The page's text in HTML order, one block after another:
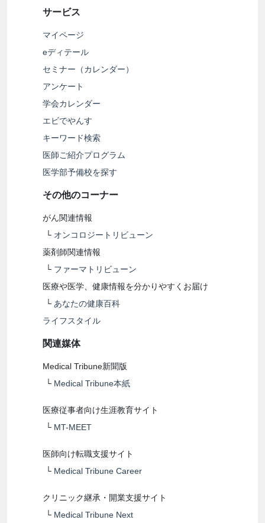
サービス
マイページ
eディテール
セミナー（カレンダー）
アンケート
学会カレンダー
エビでやんす
キーワード検索
医師ご紹介プログラム
医学部予備校を探す
その他のコーナー
がん関連情報
└ オンコロジートリビューン
薬剤師関連情報
└ ファーマトリビューン
医療や医学、健康情報を分かりやすくお届け
└ あなたの健康百科
ライフスタイル
関連媒体
Medical Tribune新聞版
└ Medical Tribune本紙
医療従事者向け生涯教育サイト
└ MT-MEET
医師向け転職支援サイト
└ Medical Tribune Career
クリニック継承・開業支援サイト
└ Medical Tribune Next